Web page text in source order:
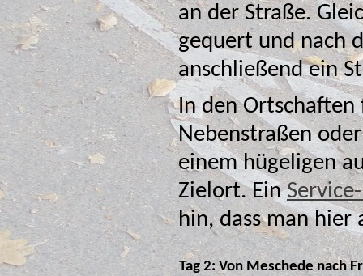
an der Straße. Gleichwohl wird die
gequert und nach
In den
Nebenstraßen
einem hügeligen
Zielort. Ein
hin, dass man hier
Tag 2: Von Meschede nach